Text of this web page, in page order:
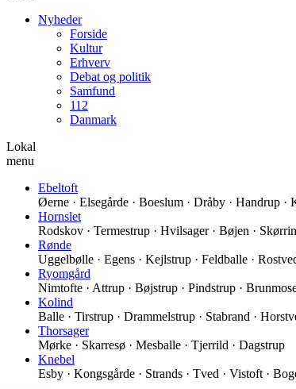
Nyheder
Forside
Kultur
Erhverv
Debat og politik
Samfund
112
Danmark
Lokal
menu
Ebeltoft
Øerne · Elsegårde · Boeslum · Dråby · Handrup
Hornslet
Rodskov · Termestrup · Hvilsager · Bøjen ·
Rønde
Uggelbølle · Egens · Kejlstrup · Feldballe ·
Ryomgård
Nimtofte · Attrup · Bøjstrup · Pindstrup ·
Kolind
Balle · Tirstrup · Drammelstrup · Stabrand ·
Thorsager
Mørke · Skarresø · Mesballe · Tjerrild · Dagstrup
Knebel
Esby · Kongsgårde · Strands · Tved · Vistoft ·